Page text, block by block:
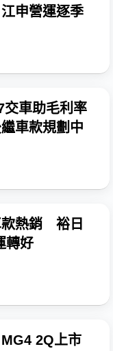
申營運逐季
交車助毛利率
車款規劃中
款熱銷 裕日
轉好
MG4 2Q上市